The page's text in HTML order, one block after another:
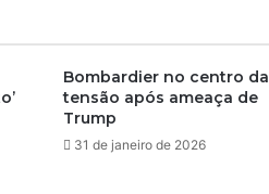
Bombardier no centro da
tensão após ameaça de
Trump
31 de janeiro de 2026